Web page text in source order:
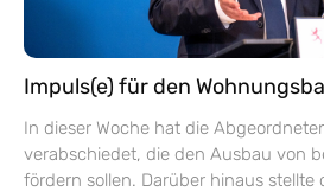
Impuls(e) für den
In dieser Woche hat die
verabschiedet, die den Ausbau von
fördern sollen. Darüber hinaus stellte